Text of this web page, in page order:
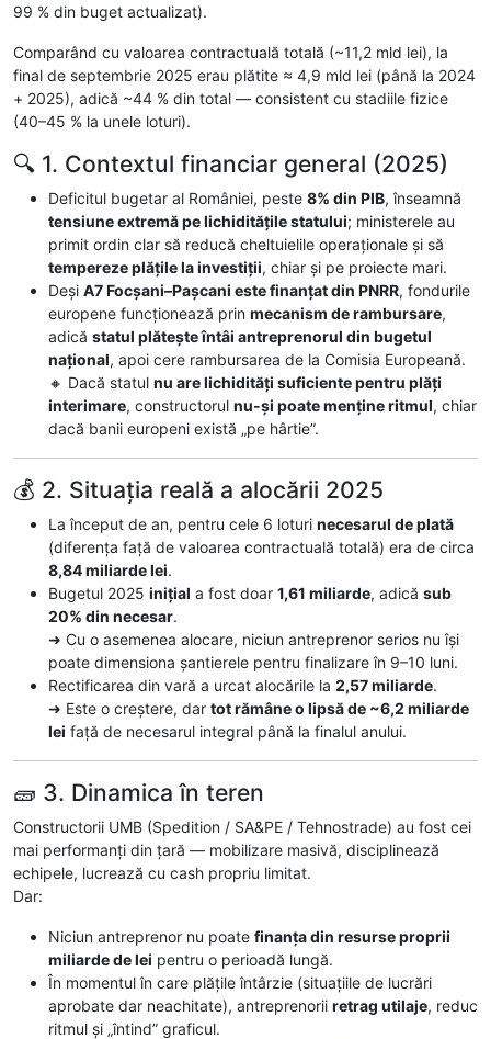
99 % din buget actualizat).
Comparând cu valoarea contractuală totală (~11,2 mld lei), la
final de septembrie 2025 erau plătite ≈ 4,9 mld lei (până la 2024
+ 2025), adică ~44 % din total — consistent cu stadiile fizice
(40–45 % la unele loturi).
🔍 1. Contextul financiar general (2025)
Deficitul bugetar al României, peste 8% din PIB, înseamnă
tensiune extremă pe lichiditățile statului; ministerele au
primit ordin clar să reducă cheltuielile operaționale și să
tempereze plățile la investiții, chiar și pe proiecte mari.
Deși A7 Focșani–Pașcani este finanțat din PNRR, fondurile
europene funcționează prin mecanism de rambursare,
adică statul plătește întâi antreprenorul din bugetul
național, apoi cere rambursarea de la Comisia Europeană.
🔸 Dacă statul nu are lichidități suficiente pentru plăți
interimare, constructorul nu-și poate menține ritmul, chiar
dacă banii europeni există „pe hârtie”.
💰 2. Situația reală a alocării 2025
La început de an, pentru cele 6 loturi necesarul de plată
(diferența față de valoarea contractuală totală) era de circa
8,84 miliarde lei.
Bugetul 2025 inițial a fost doar 1,61 miliarde, adică sub
20% din necesar.
➜ Cu o asemenea alocare, niciun antreprenor serios nu își
poate dimensiona șantierele pentru finalizare în 9–10 luni.
Rectificarea din vară a urcat alocările la 2,57 miliarde.
➜ Este o creștere, dar tot rămâne o lipsă de ~6,2 miliarde
lei față de necesarul integral până la finalul anului.
🧱 3. Dinamica în teren
Constructorii UMB (Spedition / SA&PE / Tehnostrade) au fost cei
mai performanți din țară — mobilizare masivă, disciplinează
echipele, lucrează cu cash propriu limitat.
Dar:
Niciun antreprenor nu poate finanța din resurse proprii
miliarde de lei pentru o perioadă lungă.
În momentul în care plățile întârzie (situațiile de lucrări
aprobate dar neachitate), antreprenorii retrag utilaje, reduc
ritmul și „întind” graficul.